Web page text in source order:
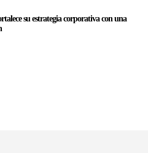
su estrategia corporativa con una